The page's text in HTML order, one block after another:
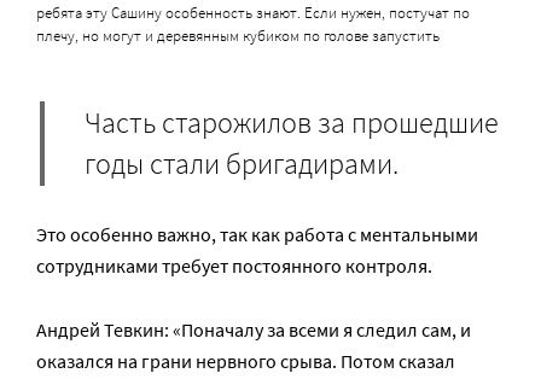
ребята эту Сашину особенность знают. Если нужен, постучат по
плечу, но могут и деревянным кубиком по голове запустить
Часть старожилов за прошедшие
годы стали бригадирами.
Это особенно важно, так как работа с ментальными
сотрудниками требует постоянного контроля.
Андрей Тевкин: «Поначалу за всеми я следил сам, и
оказался на грани нервного срыва. Потом сказал